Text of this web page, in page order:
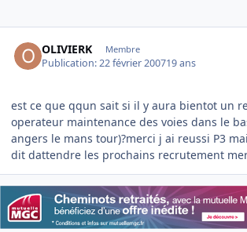
OLIVIERK Membre
Publication:22 février 200719 ans
est ce que qqun sait si il y aura bientot un
operateur maintenance des voies dans le
angers le mans tour)?merci j ai reussi P3
dit dattendre les prochains recrutement